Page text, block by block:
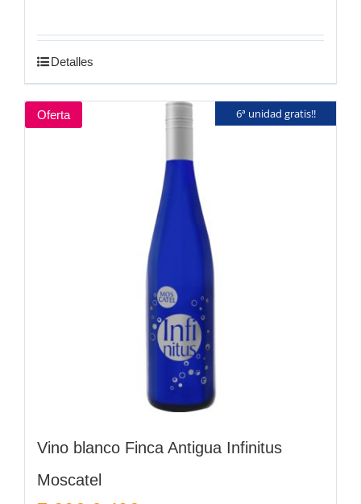
Detalles
Oferta 6ª unidad gratis!!
Vino blanco Finca Antigua Infinitus
Moscatel